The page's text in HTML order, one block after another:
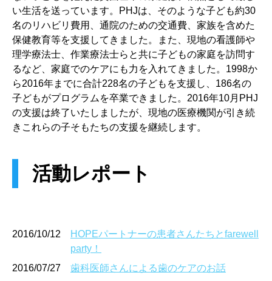
い生活を送っています。PHJは、そのような子ども約30
名のリハビリ費用、通院のための交通費、家族を含めた
保健教育等を支援してきました。また、現地の看護師や
理学療法士、作業療法士らと共に子どもの家庭を訪問す
るなど、家庭でのケアにも力を入れてきました。1998か
ら2016年までに合計228名の子どもを支援し、186名の
子どもがプログラムを卒業できました。2016年10月PHJ
の支援は終了いたしましたが、現地の医療機関が引き続
きこれらの子そもたちの支援を継続します。
活動レポート
2016/10/12
HOPEパートナーの患者さんたちとfarewell
party！
2016/07/27
歯科医師さんによる歯のケアのお話